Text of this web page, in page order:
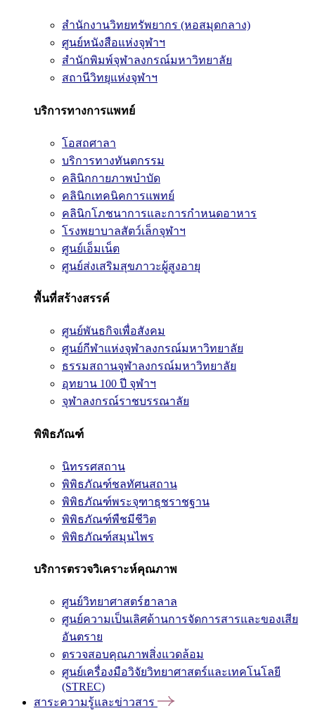
สำนักงานวิทยทรัพยากร (หอสมุดกลาง)
ศูนย์หนังสือแห่งจุฬาฯ
สำนักพิมพ์จุฬาลงกรณ์มหาวิทยาลัย
สถานีวิทยุแห่งจุฬาฯ
บริการทางการแพทย์
โอสถศาลา
บริการทางทันตกรรม
คลินิกกายภาพบำบัด
คลินิกเทคนิคการแพทย์
คลินิกโภชนาการและการกำหนดอาหาร
โรงพยาบาลสัตว์เล็กจุฬาฯ
ศูนย์เอ็มเน็ต
ศูนย์ส่งเสริมสุขภาวะผู้สูงอายุ
พื้นที่สร้างสรรค์
ศูนย์พันธกิจเพื่อสังคม
ศูนย์กีฬาแห่งจุฬาลงกรณ์มหาวิทยาลัย
ธรรมสถานจุฬาลงกรณ์มหาวิทยาลัย
อุทยาน 100 ปี จุฬาฯ
จุฬาลงกรณ์ราชบรรณาลัย
พิพิธภัณฑ์
นิทรรศสถาน
พิพิธภัณฑ์ชลทัศนสถาน
พิพิธภัณฑ์พระจุฑาธุชราชฐาน
พิพิธภัณฑ์พืชมีชีวิต
พิพิธภัณฑ์สมุนไพร
บริการตรวจวิเคราะห์คุณภาพ
ศูนย์วิทยาศาสตร์ฮาลาล
ศูนย์ความเป็นเลิศด้านการจัดการสารและของเสีย
อันตราย
ตรวจสอบคุณภาพสิ่งแวดล้อม
ศูนย์เครื่องมือวิจัยวิทยาศาสตร์และเทคโนโลยี
(STREC)
สาระความรู้และข่าวสาร